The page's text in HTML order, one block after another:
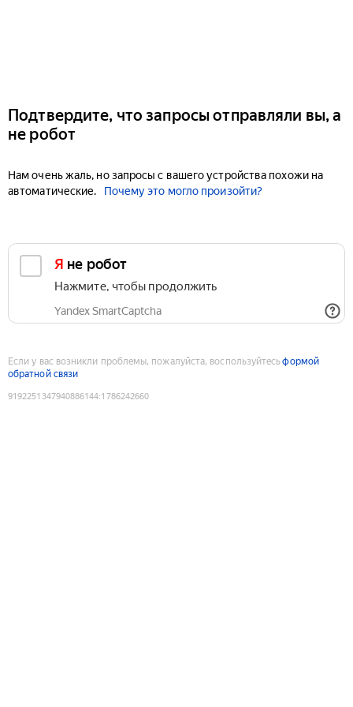
Подтвердите, что запросы отправляли вы, а
не робот
Нам очень жаль, но запросы с вашего устройства похожи на
автоматические.
Почему это могло произойти?
Я не робот
Нажмите, чтобы продолжить
Yandex SmartCaptcha
Если у вас возникли проблемы, пожалуйста, воспользуйтесьформой
обратной связи
9192251347940886144:1786242660